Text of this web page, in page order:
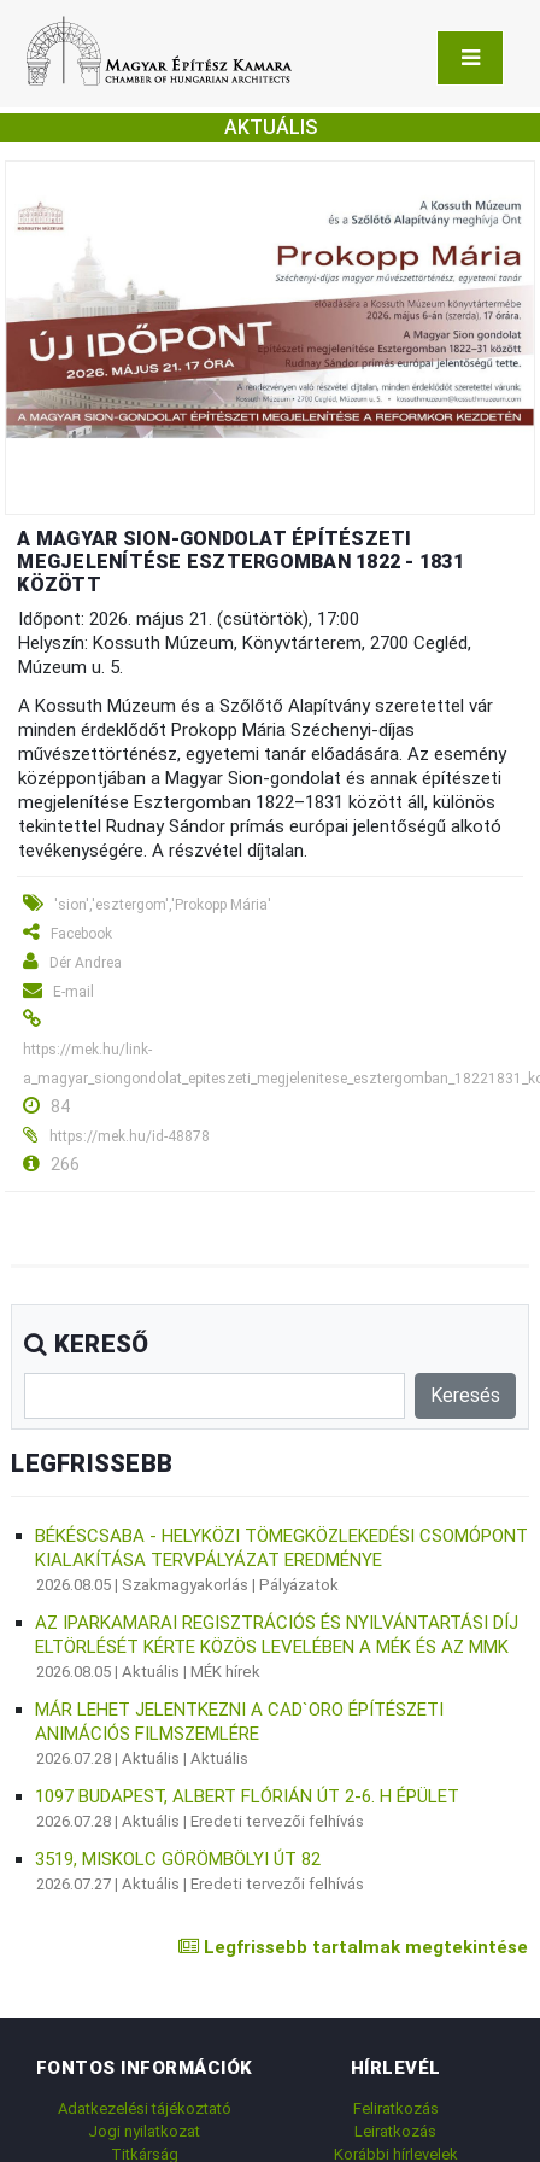
AKTUÁLIS
A MAGYAR SION-GONDOLAT ÉPÍTÉSZETI
MEGJELENÍTÉSE ESZTERGOMBAN 1822 - 1831
KÖZÖTT
Időpont: 2026. május 21. (csütörtök), 17:00
Helyszín: Kossuth Múzeum, Könyvtárterem, 2700 Cegléd,
Múzeum u. 5.
A Kossuth Múzeum és a Szőlőtő Alapítvány szeretettel vár
minden érdeklődőt Prokopp Mária Széchenyi-díjas
művészettörténész, egyetemi tanár előadására. Az esemény
középpontjában a Magyar Sion-gondolat és annak építészeti
megjelenítése Esztergomban 1822–1831 között áll, különös
tekintettel Rudnay Sándor prímás európai jelentőségű alkotó
tevékenységére. A részvétel díjtalan.
'sion','esztergom','Prokopp Mária'
Facebook
Dér Andrea
E-mail
https://mek.hu/link-
84
https://mek.hu/id-48878
266
KERESŐ
LEGFRISSEBB
BÉKÉSCSABA - HELYKÖZI TÖMEGKÖZLEKEDÉSI CSOMÓPONT
KIALAKÍTÁSA TERVPÁLYÁZAT EREDMÉNYE
2026.08.05 | Szakmagyakorlás |Pályázatok
AZ IPARKAMARAI REGISZTRÁCIÓS ÉS NYILVÁNTARTÁSI DÍJ
ELTÖRLÉSÉT KÉRTE KÖZÖS LEVELÉBEN A MÉK ÉS AZ MMK
2026.08.05 |Aktuális |MÉK hírek
MÁR LEHET JELENTKEZNI A CAD`ORO ÉPÍTÉSZETI
ANIMÁCIÓS FILMSZEMLÉRE
2026.07.28 |Aktuális |Aktuális
1097 BUDAPEST, ALBERT FLÓRIÁN ÚT 2-6. H ÉPÜLET
2026.07.28 |Aktuális |Eredeti tervezői felhívás
3519, MISKOLC GÖRÖMBÖLYI ÚT 82
2026.07.27 |Aktuális |Eredeti tervezői felhívás
Legfrissebb tartalmak megtekintése
FONTOS INFORMÁCIÓK
Adatkezelési tájékoztató
Jogi nyilatkozat
Titkárság
HÍRLEVÉL
Feliratkozás
Leiratkozás
Korábbi hírlevelek